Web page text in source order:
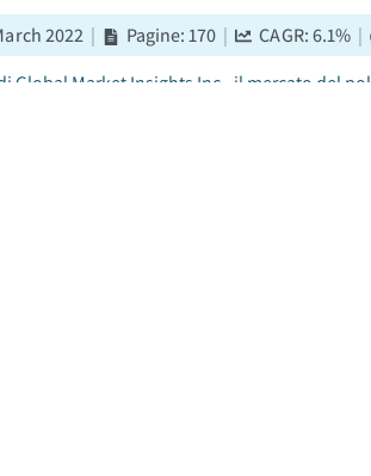
2022 | Pagine:170 | CAGR:6.1% |
Global Market Insights Inc., il mercato del